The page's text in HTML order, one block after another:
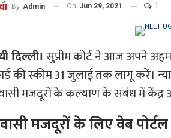
By Admin On Jun 29, 2021 1
दिल्ली। सुप्रीम कोर्ट ने आज अपने
की स्कीम 31 जुलाई तक लागू करें।
मजदूरों के कल्याण के संबंध में केंद्र
मजदूरों के लिए वेब